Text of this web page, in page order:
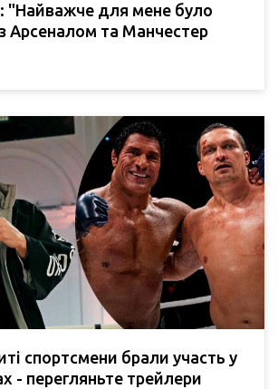
для мене було
Арсеналом та Манчестер
спортсмени брали участь у
- перегляньте трейлери